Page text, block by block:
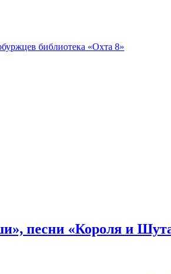
библиотека «Охта 8»
песни «Короля и